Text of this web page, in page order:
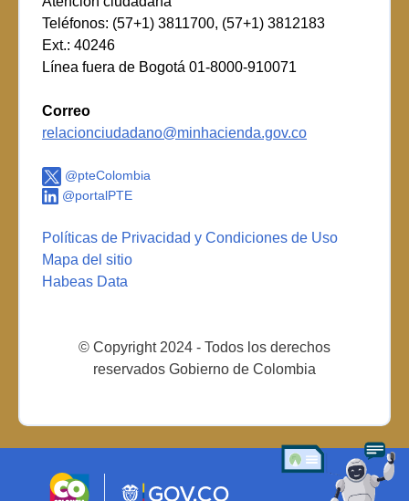
Teléfonos: (57+1) 3811700, (57+1) 3812183
Ext.: 40246
Línea fuera de Bogotá 01-8000-910071
Correo
relacionciudadano@minhacienda.gov.co
@pteColombia
@portalPTE
Políticas de Privacidad y Condiciones de Uso
Mapa del sitio
Habeas Data
© Copyright 2024 - Todos los derechos
reservados Gobierno de Colombia